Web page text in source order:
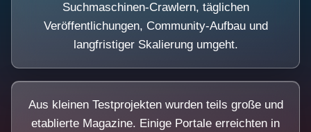
Suchmaschinen-Crawlern, täglichen
Veröffentlichungen, Community-Aufbau und
langfristiger Skalierung umgeht.
Aus kleinen Testprojekten wurden teils große und
etablierte Magazine. Einige Portale erreichten in